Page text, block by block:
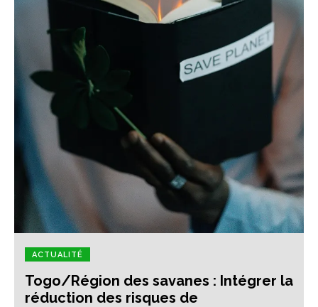
ACTUALITÉ
Togo/Région des savanes : Intégrer la
réduction des risques de